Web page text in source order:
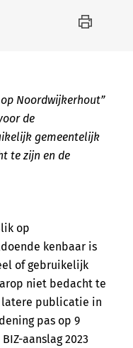
Noordwijkerhout”
de
gemeentelijk
te zijn en de
op
kenbaar is
of gebruikelijk
niet bedacht te
latere publicatie in
pas op 9
aanslag 2023